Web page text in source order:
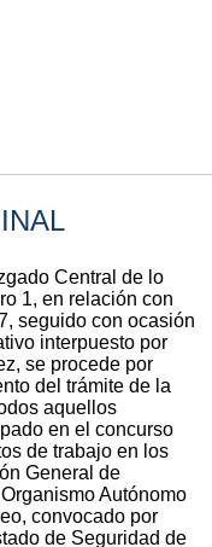
Central de lo
1, en relación con
seguido con ocasión
interpuesto por
se procede por
del trámite de la
aquellos
en el concurso
de trabajo en los
General de
Autónomo
convocado por
de Seguridad de